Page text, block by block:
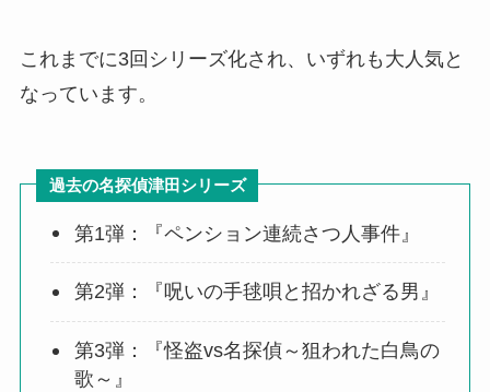
これまでに3回シリーズ化され、いずれも大人気と
なっています。
過去の名探偵津田シリーズ
第1弾：『ペンション連続さつ人事件』
第2弾：『呪いの手毬唄と招かれざる男』
第3弾：『怪盗vs名探偵～狙われた白鳥の
歌～』